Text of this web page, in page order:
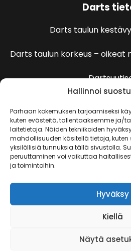
Hallinnoi
Parhaan kokemuksen tarjoamiseksi
kuten evästeitä, tallentaaksemme ja/
laitetietoja. Näiden tekniikoiden
mahdollisuuden käsitellä tietoja,
yksilöllisiä tunnuksia tällä sivustolla.
peruuttaminen voi vaikuttaa
ja toimintoihin.
Hyväksy
Kiellä
Näytä
Darts
Darts taulun
Darts taulun korkeus – oikeat
Dartspelien
501 Pelin
Kenguru
Killeri
Kriketti